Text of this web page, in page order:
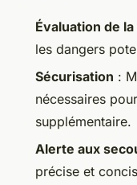
Évaluation de
les dangers
Sécurisation :
nécessaires
supplémentaire.
Alerte aux
précise et